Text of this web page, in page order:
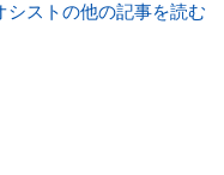
。
シストの他の記事を読む